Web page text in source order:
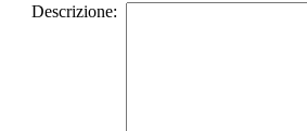
Descrizione: